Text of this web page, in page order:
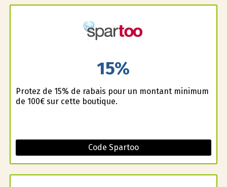
15%
Profitez de 15% de rabais pour un montant minimum
de 100€ sur cette boutique.
Code Spartoo